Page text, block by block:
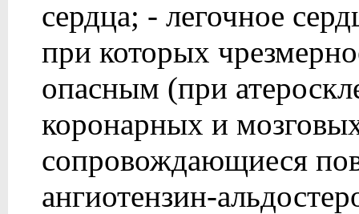
сердца; - легочное
при которых
опасным (при
коронарных и
сопровождающиеся
ангиотензин-